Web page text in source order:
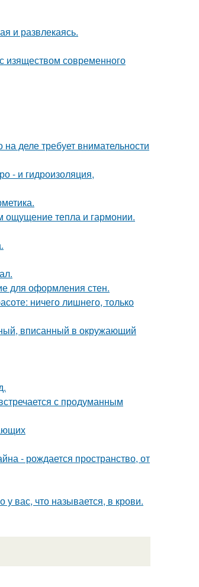
и развлекаясь.
изяществом современного
деле требует внимательности
- и гидроизоляция,
ощущение тепла и гармонии.
для оформления стен.
ничего лишнего, только
вписанный в окружающий
с продуманным
- рождается пространство, от
вас, что называется, в крови.